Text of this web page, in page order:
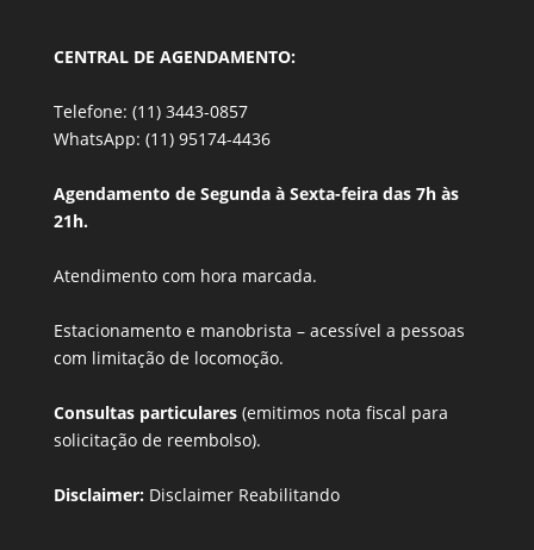
CENTRAL DE AGENDAMENTO:
Telefone: (11) 3443-0857
WhatsApp: (11) 95174-4436
Agendamento de Segunda à Sexta-feira das 7h às
21h.
Atendimento com hora marcada.
Estacionamento e manobrista – acessível a pessoas
com limitação de locomoção.
Consultas particulares (emitimos nota fiscal para
solicitação de reembolso).
Disclaimer: Disclaimer Reabilitando